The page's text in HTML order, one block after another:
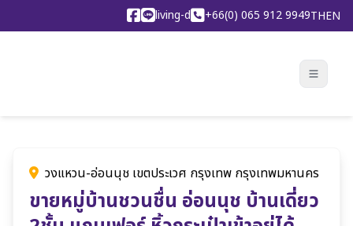
living-d +66(0) 065 912 9949THEN
วงแหวน-อ่อนนุช เขตประเวศ กรุงเทพ กรุงเทพมหานคร
ขายหมู่บ้านชวนชื่น อ่อนนุช บ้านเดี่ยว